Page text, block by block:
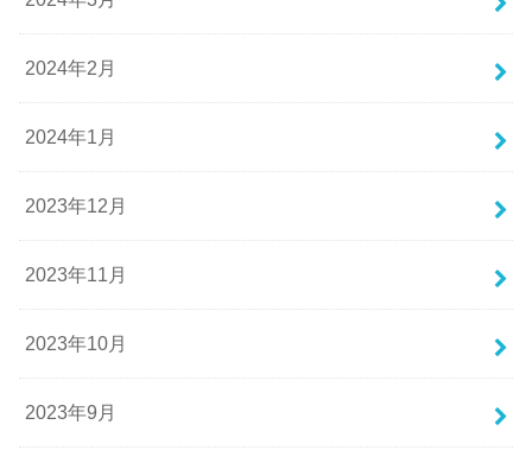
2024年2月
2024年1月
2023年12月
2023年11月
2023年10月
2023年9月